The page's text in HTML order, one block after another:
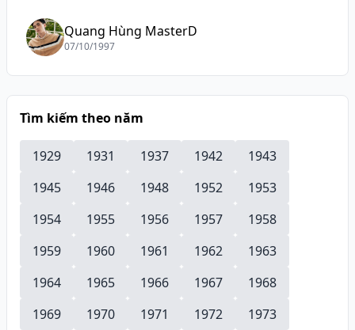
Quang Hùng MasterD
07/10/1997
Tìm kiếm theo năm
1929 1931 1937 1942
1943
1945
1946 1948 1952
1953
1954
1955 1956 1957
1958
1959
1960 1961 1962
1963
1964
1965 1966 1967
1968
1969
1970 1971 1972
1973